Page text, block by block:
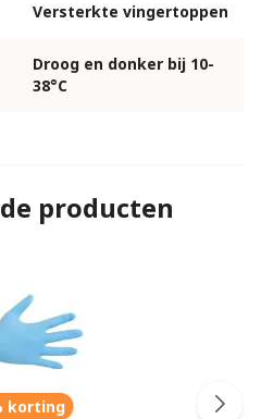
Versterkte vingertoppen
Droog en donker bij 10-
38°C
producten
korting